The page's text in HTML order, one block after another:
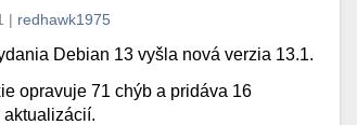
| redhawk1975
Debian 13 vyšla nová verzia 13.1.
opravuje 71 chýb a pridáva 16
aktualizácií.